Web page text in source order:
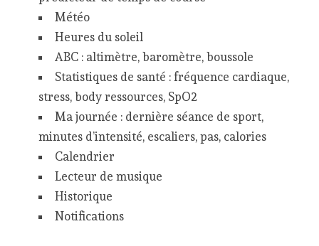
Météo
Heures du soleil
ABC : altimètre, baromètre, boussole
Statistiques de santé : fréquence cardiaque,
stress, body ressources, SpO2
Ma journée : dernière séance de sport,
minutes d’intensité, escaliers, pas, calories
Calendrier
Lecteur de musique
Historique
Notifications